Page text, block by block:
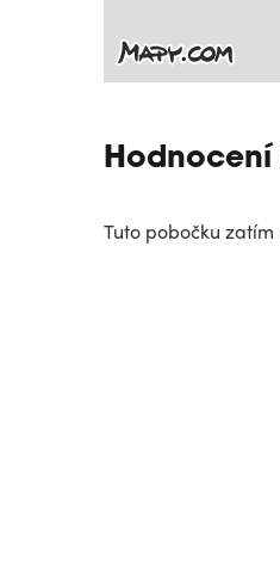
Tuto pobočku